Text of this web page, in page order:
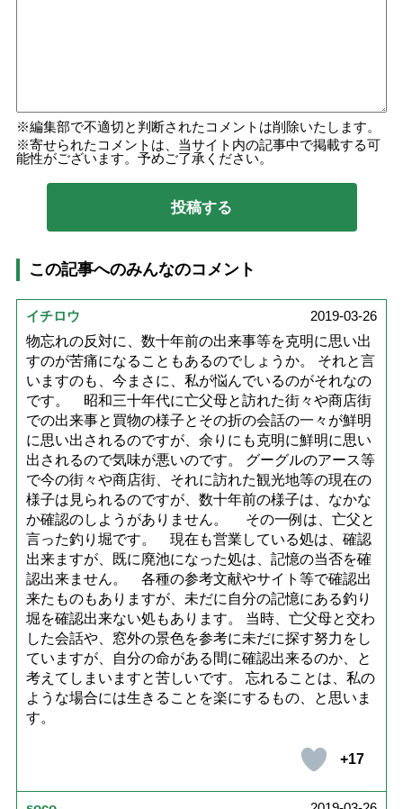
編集部で不適切と判断されたコメントは削除いたします。
寄せられたコメントは、当サイト内の記事中で掲載する可
能性がございます。予めご了承ください。
この記事へのみんなのコメント
イチロウ
2019-03-26
物忘れの反対に、数十年前の出来事等を克明に思い出
すのが苦痛になることもあるのでしょうか。 それと言
いますのも、今まさに、私が悩んでいるのがそれなの
です。 昭和三十年代に亡父母と訪れた街々や商店街
での出来事と買物の様子とその折の会話の一々が鮮明
に思い出されるのですが、余りにも克明に鮮明に思い
出されるので気味が悪いのです。 グーグルのアース等
で今の街々や商店街、それに訪れた観光地等の現在の
様子は見られるのですが、数十年前の様子は、なかな
か確認のしようがありません。 その一例は、亡父と
言った釣り堀です。 現在も営業している処は、確認
出来ますが、既に廃池になった処は、記憶の当否を確
認出来ません。 各種の参考文献やサイト等で確認出
来たものもありますが、未だに自分の記憶にある釣り
堀を確認出来ない処もあります。 当時、亡父母と交わ
した会話や、窓外の景色を参考に未だに探す努力をし
ていますが、自分の命がある間に確認出来るのか、と
考えてしまいますと苦しいです。 忘れることは、私の
ような場合には生きることを楽にするもの、と思いま
す。
+17